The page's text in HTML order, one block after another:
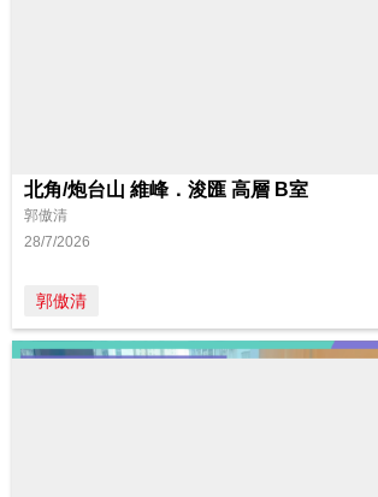
北角/炮台山 維峰．浚匯 高層 B室
郭傲清
28/7/2026
郭傲清